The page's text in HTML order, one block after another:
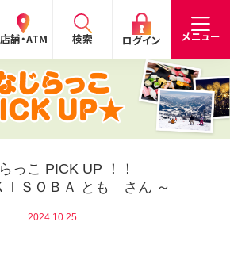
店舗・ATM 検索 ログイン メニュー
閉じる
預金金利 お問合わせ
人の
客さま
企業・
IR情報
採用
閉じる
のお客さま
ソナルe-バンキング
ログイン
会員用 Web
閉じる
っこ PICK UP ！！
ＳＯＢＡ とも さん ～
2024.10.25